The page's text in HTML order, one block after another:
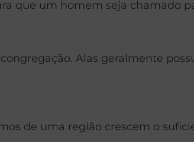
que um homem seja chamado
Alas geralmente
de uma região crescem o